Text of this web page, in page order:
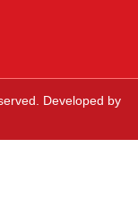
Developed by